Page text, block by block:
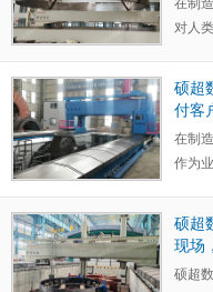
在制
对人
硕超
付客
在制
作为
硕超
现场
硕超